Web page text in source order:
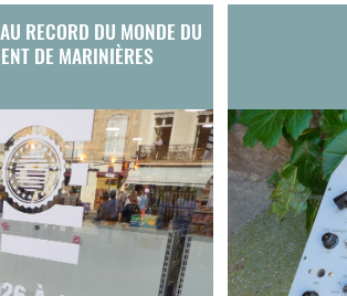
RECORD DU MONDE DU
DE MARINIÈRES